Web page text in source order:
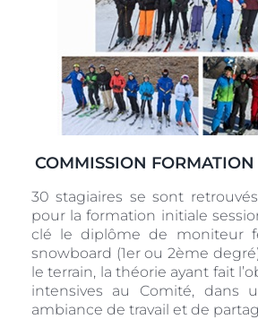
COMMISSION FORMATION
30 stagiaires se sont
pour la formation initiale
clé le diplôme de moniteur
snowboard (1er ou 2ème
le terrain, la théorie ayant fait
intensives au Comité, dans
ambiance de travail et de